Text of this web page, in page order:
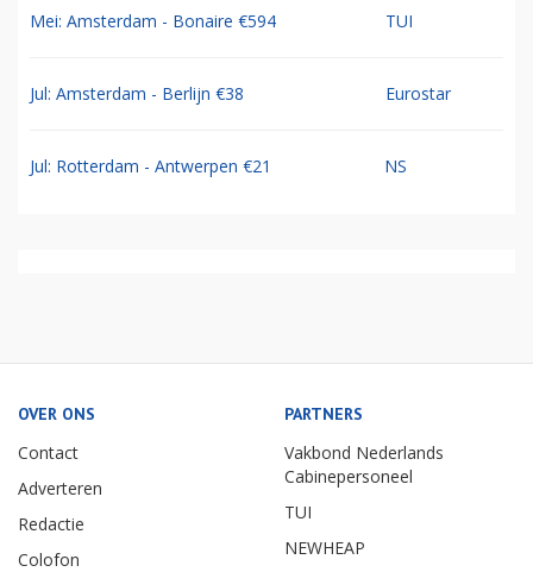
Mei: Amsterdam - Bonaire €594 TUI
Jul: Amsterdam - Berlijn €38 Eurostar
Jul: Rotterdam - Antwerpen €21 NS
OVER ONS
Contact
Adverteren
Redactie
Colofon
PARTNERS
Vakbond Nederlands
Cabinepersoneel
TUI
NEWHEAP